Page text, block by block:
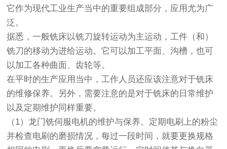
它作为现代工业生产当中的重要组成部分，应用尤为广
泛。
据悉，一般铣床以铣刀旋转运动为主运动，工件（和）
铣刀的移动为进给运动。它可以加工平面、沟槽，也可
以加工各种曲面、齿轮等。
在平时的生产应用当中，工作人员还应该注意对于铣床
的维修保养。另外，需要注意的是对于铣床的日常维护
以及定期维护同样重要。
（1）龙门铣伺服电机的维护与保养。定期电刷上的粉尘
并检查电刷的磨损情况，每过一段时间，就要更换规格